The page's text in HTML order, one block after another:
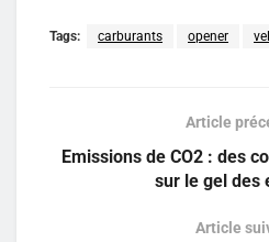
Tags: carburants opener
Article
Emissions de CO2 : des
sur le gel des
Article